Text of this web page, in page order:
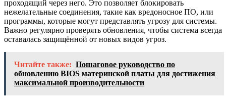
проходящий через него. Это позволяет блокировать
нежелательные соединения, такие как вредоносное ПО, или
программы, которые могут представлять угрозу для системы.
Важно регулярно проверять обновления, чтобы система всегда
оставалась защищённой от новых видов угроз.
Читайте также: Пошаговое руководство по
обновлению BIOS материнской платы для достижения
максимальной производительности